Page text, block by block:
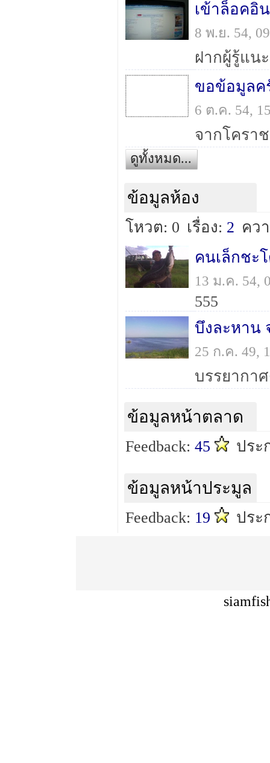
เข้าล็อคอิ
8 พ.ย. 54,
ขอข้อมูลค
6 ต.ค. 54,
ดูทั้งหมด...
ข้อมูลห้อง
โหวต: 0 เรื่อง: 2 คว
คนเล็กชะ
13 ม.ค. 54,
555
บึงละหาน
25 ก.ค. 49,
บรรยากา
ข้อมูลหน้าตลาด
Feedback: 45 ปร
ข้อมูลหน้าประมูล
Feedback: 19 ปร